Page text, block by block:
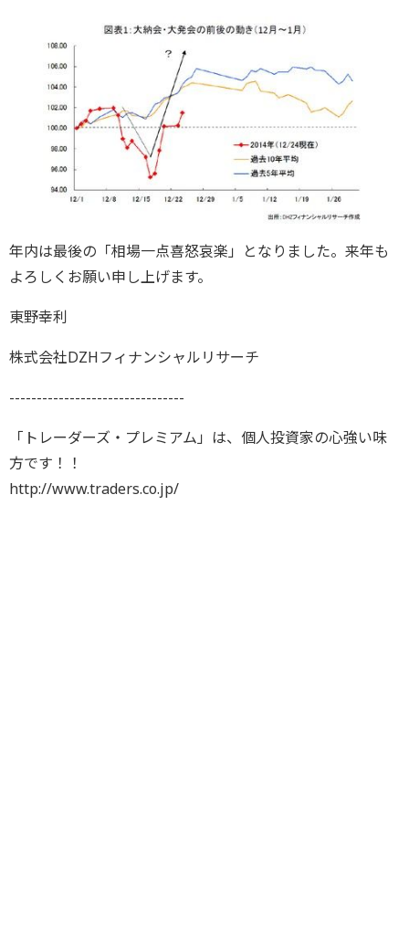
年内は最後の「相場一点喜怒哀楽」となりました。来年も
よろしくお願い申し上げます。
東野幸利
株式会社DZHフィナンシャルリサーチ
--------------------------------
「トレーダーズ・プレミアム」は、個人投資家の心強い味
方です！！
http://www.traders.co.jp/